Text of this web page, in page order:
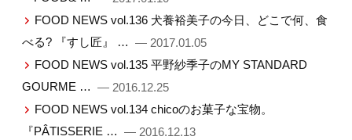
FOOD NEWS vol.136 犬養裕美子の今日、どこで何、食
べる? 『すし匠』 … — 2017.01.05
FOOD NEWS vol.135 平野紗季子のMY STANDARD
GOURME … — 2016.12.25
FOOD NEWS vol.134 chicoのお菓子な宝物。
『PÂTISSERIE … — 2016.12.13